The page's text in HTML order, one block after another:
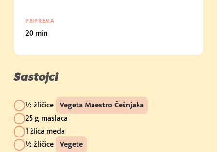
PRIPREMA
20 min
Sastojci
½ žličice Vegeta Maestro Češnjaka
25 g maslaca
1 žlica meda
½ žličice Vegete